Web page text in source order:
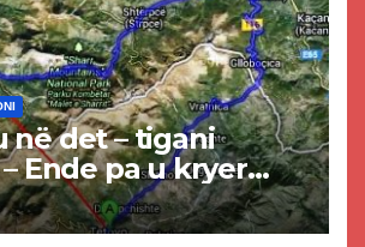
në det – tigani
Ende pa u kryer
tunelit, komuna e
nis punimet për